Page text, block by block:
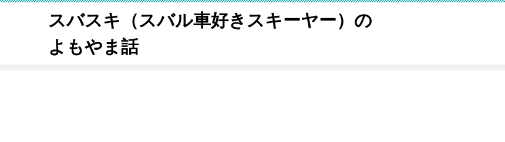
スバスキ（スバル車好きスキーヤー）の
よもやま話